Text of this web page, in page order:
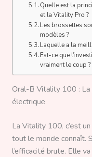
Quelle est la
et la Vitality Pro ?
Les brossettes
modèles ?
Laquelle a la
Est-ce que
vraiment le coup ?
Oral-B Vitality 100 : La
électrique
La Vitality 100, c’est
tout le monde connaît.
l’efficacité brute. Elle